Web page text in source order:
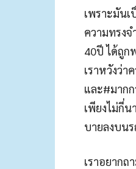
เพราะมัน
ความทรงจ
40ปี ได้ถูก
เราหวังว่
และ#มากก
เพียงไม่กี่
บายลงบน
เราอยาก